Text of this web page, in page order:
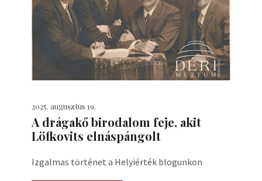
2025. augusztus 19.
A drágakő birodalom feje, akit
Löfkovits elnáspángolt
Izgalmas történet a Helyiérték blogunkon